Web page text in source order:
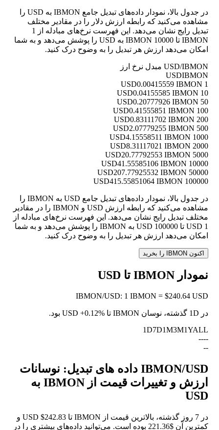
در جدول بالا، نمودار داده‌های تبدیل جامع IBMON به USD را
مشاهده می‌کنید که رابطه ارزش دلار را در مقادیر مختلف
تبدیل رایج نشان می‌دهد. این فهرست نرخ‌های مبادله از 1
IBMON تا 10000 IBMON به USD را پوشش می‌دهد و به شما
امکان می‌دهد ارزش هر تبدیل را به وضوح درک کنید.
USD/IBMON مبدل نرخ ارز
USDIBMON
1 USD
0.00415559 IBMON
10 USD
0.04155585 IBMON
50 USD
0.20777926 IBMON
100 USD
0.41555851 IBMON
200 USD
0.83111702 IBMON
500 USD
2.07779255 IBMON
1000 USD
4.15558511 IBMON
2000 USD
8.31117021 IBMON
5000 USD
20.77792553 IBMON
10000 USD
41.55585106 IBMON
50000 USD
207.77925532 IBMON
100000 USD
415.55851064 IBMON
در جدول بالا، نمودار داده‌های تبدیل جامع USD به IBMON را
مشاهده می‌کنید که رابطه ارزش USD و IBMON را در مقادیر
مختلف تبدیل رایج نشان می‌دهد. این فهرست نرخ‌های مبادله از
1 USD تا 100000 USD به IBMON را پوشش می‌دهد و به شما
امکان می‌دهد ارزش هر تبدیل را به وضوح درک کنید.
اکنون IBMON را بخرید
نمودار IBMON تا USD
IBMON/USD: 1 IBMON = $240.64 USD
در 1D گذشته، نوسان IBMON تا USD +0.12%
بود.
1D7D1M3M1YALL
--
--
--
IBMON/USD داده های تبدیل: نوسانات
ارزش و تغییرات قیمت از IBMON به
USD
در 7 روز گذشته، بالاترین قیمت از IBMON تا USD $242.83 و
کمترین آن $221.36 بوده است. می‌توانید داده‌های بیشتری را در